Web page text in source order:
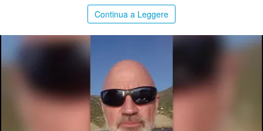
Continua a Leggere